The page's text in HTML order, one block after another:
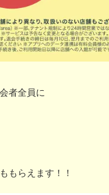
者全員に
もらえます！！